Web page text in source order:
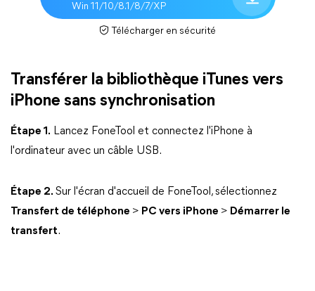
Win 11/10/8.1/8/7/XP
Télécharger en sécurité
Transférer la bibliothèque iTunes vers
iPhone sans synchronisation
Étape 1. Lancez FoneTool et connectez l'iPhone à
l'ordinateur avec un câble USB.
Étape 2. Sur l'écran d'accueil de FoneTool, sélectionnez
Transfert de téléphone > PC vers iPhone > Démarrer le
transfert.